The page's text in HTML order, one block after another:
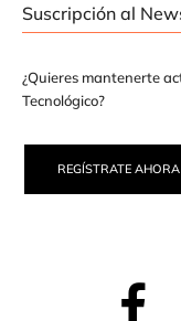
Suscripción al
¿Quieres mantenerte
Tecnológico?
REGÍSTRATE AHORA